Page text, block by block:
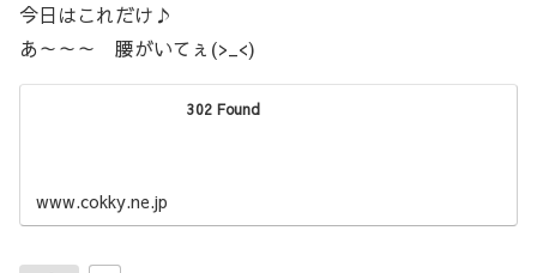
今日はこれだけ♪
あ～～～ 腰がいてぇ(>_<)
302 Found
www.cokky.ne.jp